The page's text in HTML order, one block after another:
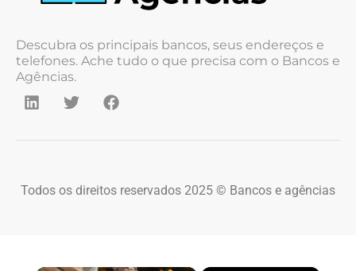
Descubra os principais bancos, seus endereços e
telefones. Ache tudo o que precisa com o Bancos e
Agências.
Todos os direitos reservados 2025 © Bancos e agências